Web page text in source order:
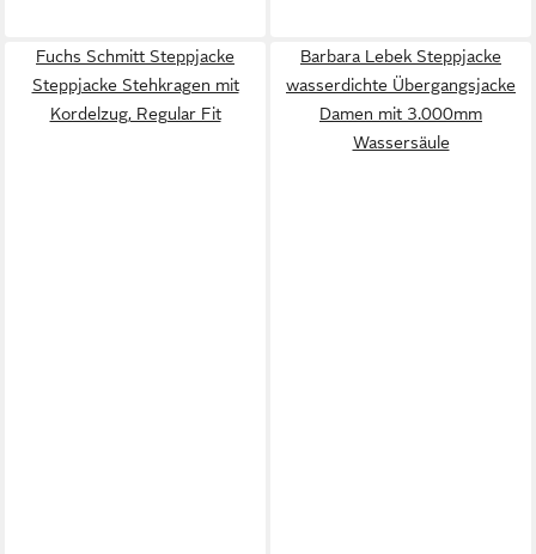
Fuchs Schmitt Steppjacke
Steppjacke Stehkragen mit
Kordelzug, Regular Fit
Barbara Lebek Steppjacke
wasserdichte Übergangsjacke
Damen mit 3.000mm
Wassersäule